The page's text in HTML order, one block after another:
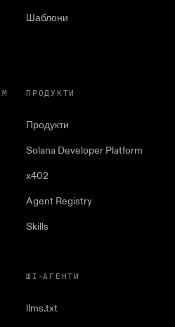
Шаблони
ПРОДУКТИ
Продукти
Solana Developer Platform
x402
Agent Registry
Skills
ШІ-АГЕНТИ
llms.txt